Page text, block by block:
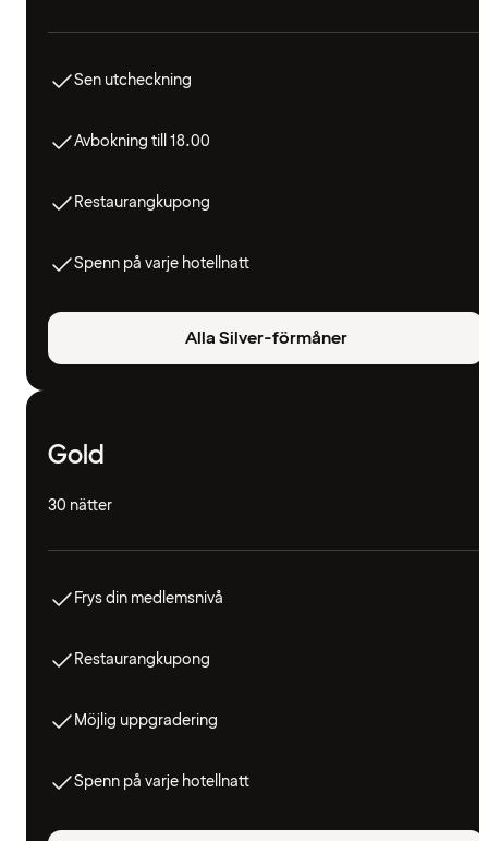
Sen utcheckning
Avbokning till 18.00
Restaurangkupong
Spenn på varje hotellnatt
Alla Silver-förmåner
Gold
30 nätter
Frys din medlemsnivå
Restaurangkupong
Möjlig uppgradering
Spenn på varje hotellnatt